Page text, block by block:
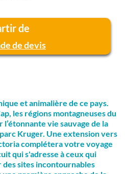
de
de devis
et animalière de ce pays.
les régions montagneuses du
vie sauvage de la
Kruger. Une extension vers
complétera votre voyage
qui s'adresse à ceux qui
sites incontournables